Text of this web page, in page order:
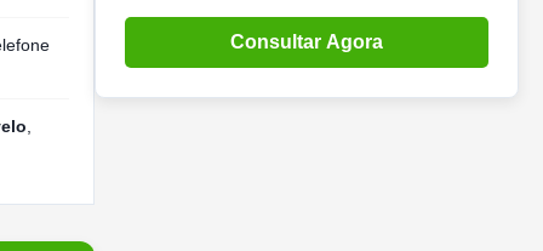
Consultar Agora